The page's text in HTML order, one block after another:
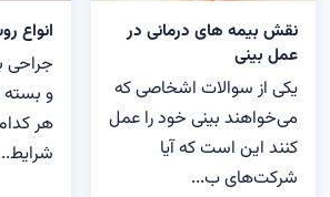
نقش بیمه های درمانی در
عمل بینی
یکی از سوالات اشخاصی که
می‌خواهند بینی خود را عمل
کنند این است که آیا
شرکت‌های ب...
انواع
جراحی
و
هر